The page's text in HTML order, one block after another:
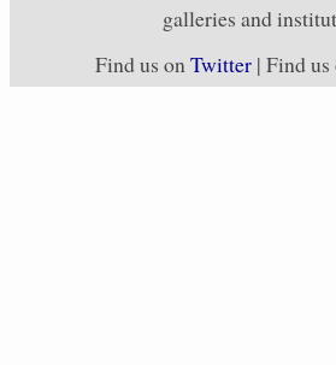
galleries and
Find us onTwitter | Find us